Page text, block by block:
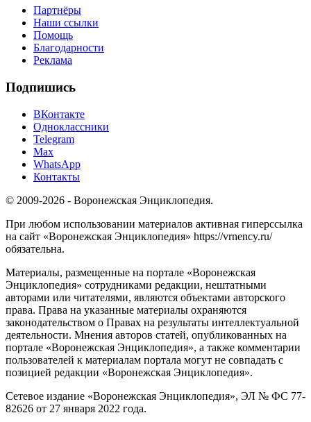
Партнёры
Наши ссылки
Помощь
Благодарности
Реклама
Подпишись
ВКонтакте
Одноклассники
Telegram
Max
WhatsApp
Контакты
© 2009-2026 - Воронежская Энциклопедия.
При любом использовании материалов активная гиперссылка
на сайт «Воронежская Энциклопедия» https://vrnency.ru/
обязательна.
Материалы, размещенные на портале «Воронежская
Энциклопедия» сотрудниками редакции, нештатными
авторами или читателями, являются объектами авторского
права. Права на указанные материалы охраняются
законодательством о Правах на результаты интеллектуальной
деятельности. Мнения авторов статей, опубликованных на
портале «Воронежская Энциклопедия», а также комментарии
пользователей к материалам портала могут не совпадать с
позицией редакции «Воронежская Энциклопедия».
Сетевое издание «Воронежская Энциклопедия», ЭЛ № ФС 77-
82626 от 27 января 2022 года.